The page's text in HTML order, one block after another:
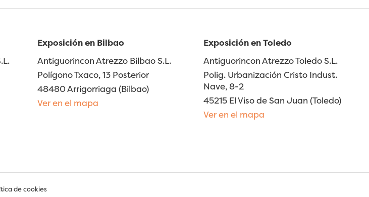
Exposición en Bilbao
Antiguorincon Atrezzo Bilbao S.L.
Polígono Txaco, 13 Posterior
48480 Arrigorriaga (Bilbao)
Ver en el mapa
Exposición en Toledo
Antiguorincon Atrezzo Toledo S.L.
Polig. Urbanización Cristo Indust.
Nave, 8-2
45215 El Viso de San Juan (Toledo)
Ver en el mapa
de cookies